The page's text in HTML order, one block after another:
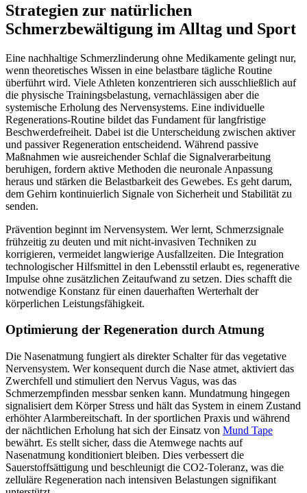
Strategien zur natürlichen
Schmerzbewältigung im Alltag und Sport
Eine nachhaltige Schmerzlinderung ohne Medikamente gelingt nur,
wenn theoretisches Wissen in eine belastbare tägliche Routine
überführt wird. Viele Athleten konzentrieren sich ausschließlich auf
die physische Trainingsbelastung, vernachlässigen aber die
systemische Erholung des Nervensystems. Eine individuelle
Regenerations-Routine bildet das Fundament für langfristige
Beschwerdefreiheit. Dabei ist die Unterscheidung zwischen aktiver
und passiver Regeneration entscheidend. Während passive
Maßnahmen wie ausreichender Schlaf die Signalverarbeitung
beruhigen, fordern aktive Methoden die neuronale Anpassung
heraus und stärken die Belastbarkeit des Gewebes. Es geht darum,
dem Gehirn kontinuierlich Signale von Sicherheit und Stabilität zu
senden.
Prävention beginnt im Nervensystem. Wer lernt, Schmerzsignale
frühzeitig zu deuten und mit nicht-invasiven Techniken zu
korrigieren, vermeidet langwierige Ausfallzeiten. Die Integration
technologischer Hilfsmittel in den Lebensstil erlaubt es, regenerative
Impulse ohne zusätzlichen Zeitaufwand zu setzen. Dies schafft die
notwendige Konstanz für einen dauerhaften Werterhalt der
körperlichen Leistungsfähigkeit.
Optimierung der Regeneration durch Atmung
Die Nasenatmung fungiert als direkter Schalter für das vegetative
Nervensystem. Wer konsequent durch die Nase atmet, aktiviert das
Zwerchfell und stimuliert den Nervus Vagus, was das
Schmerzempfinden messbar senken kann. Mundatmung hingegen
signalisiert dem Körper Stress und hält das System in einem Zustand
erhöhter Alarmbereitschaft. In der sportlichen Praxis und während
der nächtlichen Erholung hat sich der Einsatz von Mund Tape
bewährt. Es stellt sicher, dass die Atemwege nachts auf
Nasenatmung konditioniert bleiben. Dies verbessert die
Sauerstoffsättigung und beschleunigt die CO2-Toleranz, was die
zelluläre Regeneration nach intensiven Belastungen signifikant